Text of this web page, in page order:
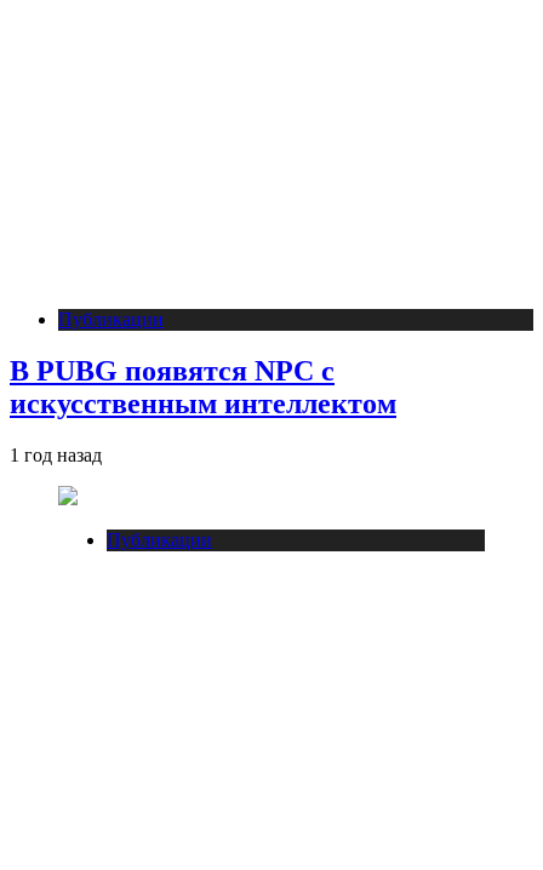
Публикации
В PUBG появятся NPC с
искусственным интеллектом
1 год назад
Публикации